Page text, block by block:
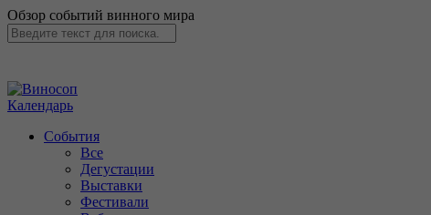
Обзор событий винного мира
Календарь
События
Все
Дегустации
Выставки
Фестивали